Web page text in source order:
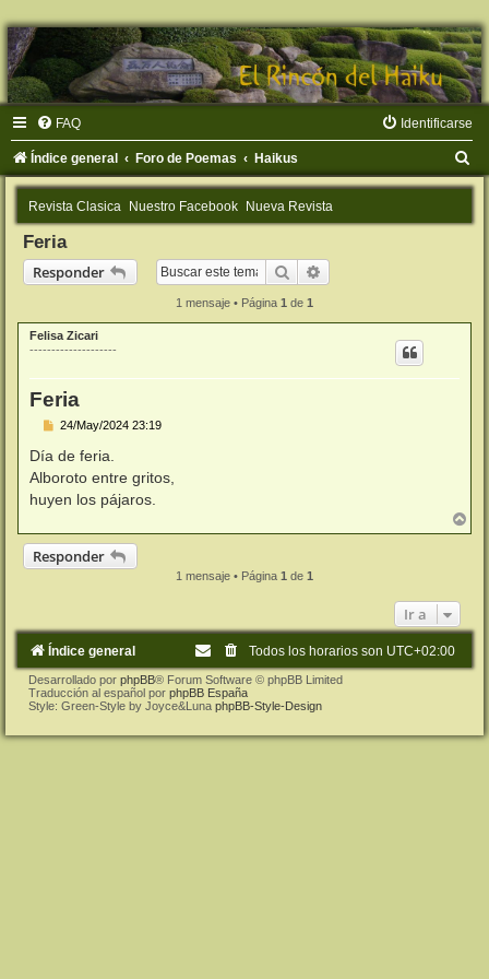
FAQ Identificarse
Índice general Foro de Poemas Haikus
u
Revista Clasica Nuestro Facebook Nueva Revista
Feria
Responder
Buscar
1 mensaje • Página 1 de 1
Felisa Zicari
--------------------
Feria
M
n
a
j
e
24/May/2024 23:19
Día de feria.
Alboroto entre gritos,
huyen los pájaros.
r
Responder
1 mensaje • Página 1 de 1
Ir a
Índice general Todos los horarios son UTC+02:00
Desarrollado por phpBB® Forum Software © phpBB Limited
Traducción al español por phpBB España
Style: Green-Style by Joyce&Luna phpBB-Style-Design